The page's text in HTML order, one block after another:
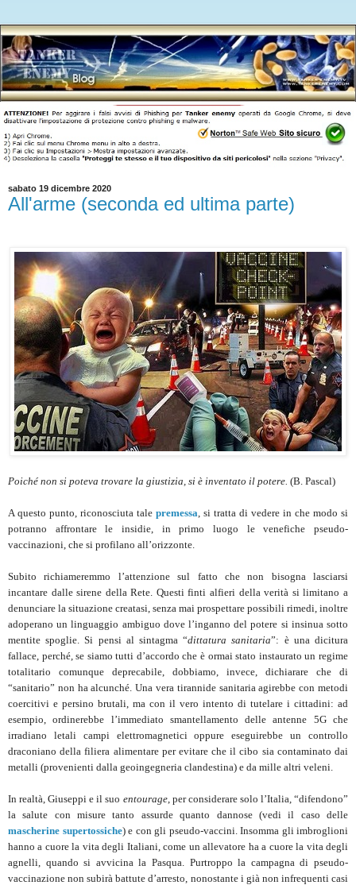
sabato 19 dicembre 2020
All'arme (seconda ed ultima parte)
Poiché non si poteva trovare la giustizia, si è inventato il potere. (B. Pascal)
A questo punto, riconosciuta tale premessa , si tratta di vedere in che modo si
potranno affrontare le insidie, in primo luogo le venefiche pseudo-
vaccinazioni, che si profilano all’orizzonte.
Subito richiameremmo l’attenzione sul fatto che non bisogna lasciarsi
incantare dalle sirene della Rete. Questi finti alfieri della verità si limitano a
denunciare la situazione creatasi, senza mai prospettare possibili rimedi, inoltre
adoperano un linguaggio ambiguo dove l’inganno del potere si insinua sotto
mentite spoglie. Si pensi al sintagma “dittatura sanitaria”: è una dicitura
fallace, perché, se siamo tutti d’accordo che è ormai stato instaurato un regime
totalitario comunque deprecabile, dobbiamo, invece, dichiarare che di
“sanitario” non ha alcunché. Una vera tirannide sanitaria agirebbe con metodi
coercitivi e persino brutali, ma con il vero intento di tutelare i cittadini: ad
esempio, ordinerebbe l’immediato smantellamento delle antenne 5G che
irradiano letali campi elettromagnetici oppure eseguirebbe un controllo
draconiano della filiera alimentare per evitare che il cibo sia contaminato dai
metalli (provenienti dalla geoingegneria clandestina) e da mille altri veleni.
In realtà, Giuseppi e il suo entourage, per considerare solo l’Italia, “difendono”
la salute con misure tanto assurde quanto dannose (vedi il caso delle
mascherine supertossiche) e con gli pseudo-vaccini. Insomma gli imbroglioni
hanno a cuore la vita degli Italiani, come un allevatore ha a cuore la vita degli
agnelli, quando si avvicina la Pasqua. Purtroppo la campagna di pseudo-
vaccinazione non subirà battute d’arresto, nonostante i già non infrequenti casi